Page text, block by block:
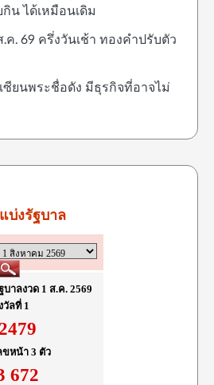
กิน ได้เหมือนเดิม
ค. 69 ครึ่งวันเช้า ทองคำปรับตัว
ซียนพระชื่อดัง มีธุรกิจที่อาจไม่